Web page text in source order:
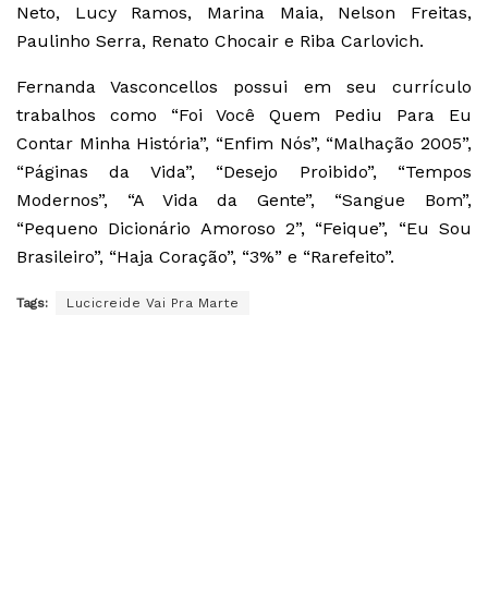
Neto, Lucy Ramos, Marina Maia, Nelson Freitas,
Paulinho Serra, Renato Chocair e Riba Carlovich.
Fernanda Vasconcellos possui em seu currículo
trabalhos como “Foi Você Quem Pediu Para Eu
Contar Minha História”, “Enfim Nós”, “Malhação 2005”,
“Páginas da Vida”, “Desejo Proibido”, “Tempos
Modernos”, “A Vida da Gente”, “Sangue Bom”,
“Pequeno Dicionário Amoroso 2”, “Feique”, “Eu Sou
Brasileiro”, “Haja Coração”, “3%” e “Rarefeito”.
Tags: Lucicreide Vai Pra Marte